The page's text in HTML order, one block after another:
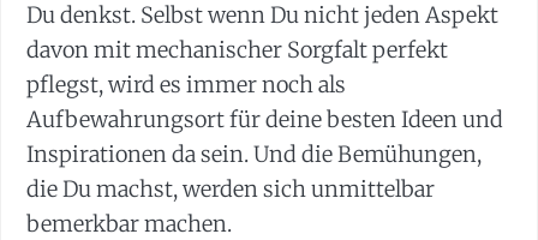
Du denkst. Selbst wenn Du nicht jeden Aspekt
davon mit mechanischer Sorgfalt perfekt
pflegst, wird es immer noch als
Aufbewahrungsort für deine besten Ideen und
Inspirationen da sein. Und die Bemühungen,
die Du machst, werden sich unmittelbar
bemerkbar machen.